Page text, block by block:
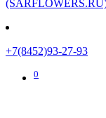
+7(8452)93-27-93
0